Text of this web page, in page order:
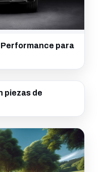
Performance para
piezas de